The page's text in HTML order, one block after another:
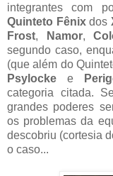
integrantes com
Quinteto Fênixdos
Frost, Namor,
segundo caso,
(que além do
Psylocke e
categoria citada.
grandes poderes
os problemas da
descobriu (cortesia
o caso...